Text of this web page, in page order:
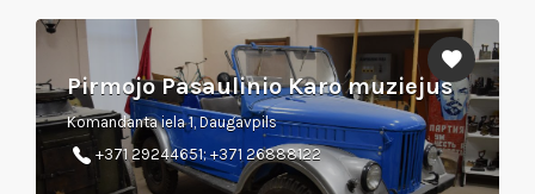
Pirmojo Pasaulinio Karo muziejus
Komandanta iela 1, Daugavpils
+371 29244651; +371 26888122